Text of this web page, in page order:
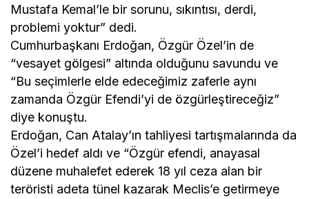
Mustafa Kemal’le bir sorunu, sıkıntısı, derdi,
problemi yoktur” dedi.
Cumhurbaşkanı Erdoğan, Özgür Özel’in de
“vesayet gölgesi” altında olduğunu savundu ve
“Bu seçimlerle elde edeceğimiz zaferle aynı
zamanda Özgür Efendi’yi de özgürleştireceğiz”
diye konuştu.
Erdoğan, Can Atalay’ın tahliyesi tartışmalarında da
Özel’i hedef aldı ve “Özgür efendi, anayasal
düzene muhalefet ederek 18 yıl ceza alan bir
teröristi adeta tünel kazarak Meclis’e getirmeye